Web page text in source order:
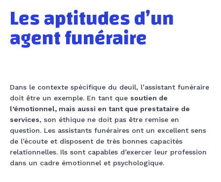
Les aptitudes d’un
agent funéraire
Dans le contexte spécifique du deuil, l’assistant funéraire
doit être un exemple. En tant que soutien de
l’émotionnel, mais aussi en tant que prestataire de
services, son éthique ne doit pas être remise en
question. Les assistants funéraires ont un excellent sens
de l’écoute et disposent de très bonnes capacités
relationnelles. Ils sont capables d’exercer leur profession
dans un cadre émotionnel et psychologique.